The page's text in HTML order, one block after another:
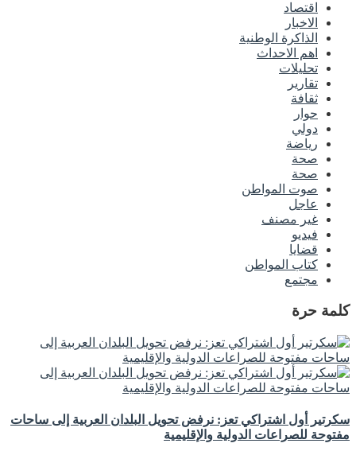
اقتصاد
الاخبار
الذاكرة الوطنية
اهم الاحداث
تحليلات
تقارير
ثقافة
حوار
دولي
رياضة
صحة
صحة
صوت المواطن
عاجل
غير مصنف
فيديو
قضايا
كتاب المواطن
مجتمع
كلمة حرة
سكرتير أول اشتراكي تعز: نرفض تحويل البلدان العربية إلى ساحات
مفتوحة للصراعات الدولية والإقليمية